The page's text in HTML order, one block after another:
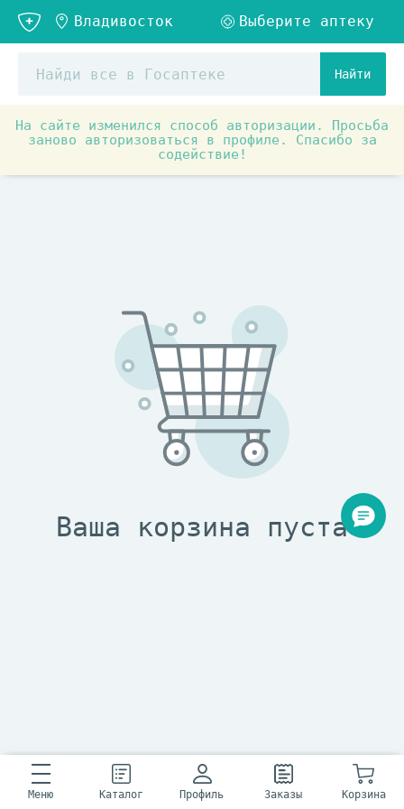
Найти
На сайте изменился способ авторизации. Просьба
заново авторизоваться в профиле. Спасибо за
содействие!
Меню Каталог Профиль Заказы Корзина